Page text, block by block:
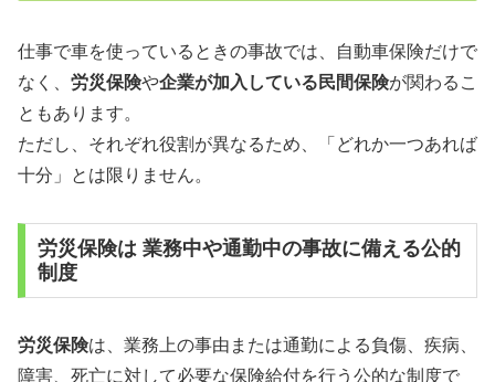
仕事で車を使っているときの事故では、自動車保険だけで
なく、 労災保険や企業が加入している民間保険が関わるこ
ともあります。
ただし、それぞれ役割が異なるため、「どれか一つあれば
十分」とは限りません。
労災保険は 業務中や通勤中の事故に備える公的
制度
労災保険は、業務上の事由または通勤による負傷、疾病、
障害、死亡に対して必要な保険給付を行う公的な制度で